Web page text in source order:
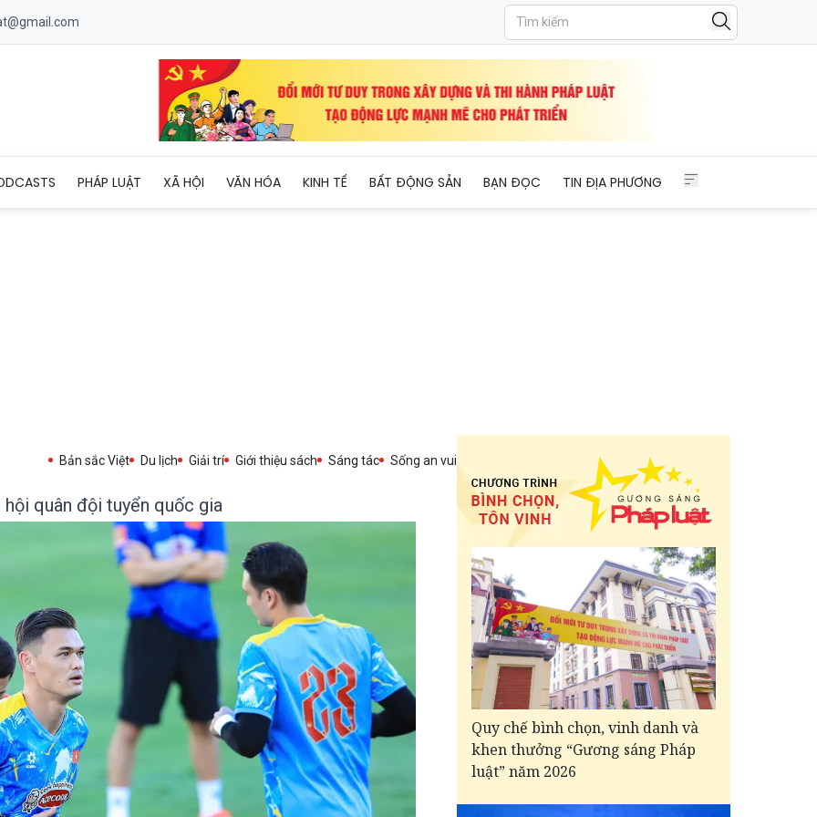
PHÁP LUẬT XÃ HỘI VĂN HÓA KINH TẾ BẤT ĐỘNG SẢN BẠN ĐỌC TIN ĐỊA PHƯƠNG
Bản sắc Việt Du lịch Giải trí Giới thiệu sách Sáng tác Sống an vui
quân đội tuyển quốc gia
Quy chế bình chọn, vinh danh và
khen thưởng “Gương sáng Pháp
luật” năm 2026